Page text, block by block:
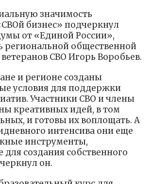
значимость
бизнес» подчеркнул
от «Единой России»,
региональной общественной
СВО Игорь Воробьев.
и регионе созданы
условия для поддержки
Участники СВО и члены
креативных идей, в том
и готовы их воплощать. А
интенсива они еще
инструменты,
создания собственного
он.